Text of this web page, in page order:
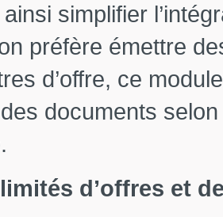
ainsi simplifier
préfère émettre
d’offre, ce
documents
d’offres et